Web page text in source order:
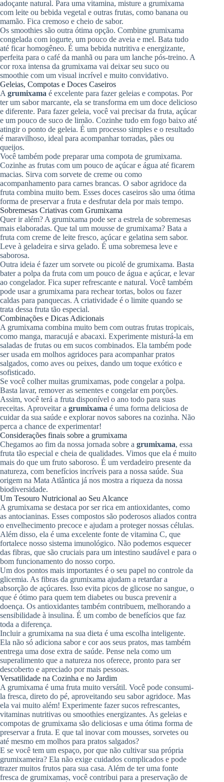
adoçante natural. Para uma vitamina, misture a grumixama
com leite ou bebida vegetal e outras frutas, como banana ou
mamão. Fica cremoso e cheio de sabor.
Os smoothies são outra ótima opção. Combine grumixama
congelada com iogurte, um pouco de aveia e mel. Bata tudo
até ficar homogêneo. É uma bebida nutritiva e energizante,
perfeita para o café da manhã ou para um lanche pós-treino. A
cor roxa intensa da grumixama vai deixar seu suco ou
smoothie com um visual incrível e muito convidativo.
Geleias, Compotas e Doces Caseiros
A grumixama é excelente para fazer geleias e compotas. Por
ter um sabor marcante, ela se transforma em um doce delicioso
e diferente. Para fazer geleia, você vai precisar da fruta, açúcar
e um pouco de suco de limão. Cozinhe tudo em fogo baixo até
atingir o ponto de geleia. É um processo simples e o resultado
é maravilhoso, ideal para acompanhar torradas, pães ou
queijos.
Você também pode preparar uma compota de grumixama.
Cozinhe as frutas com um pouco de açúcar e água até ficarem
macias. Sirva com sorvete de creme ou como
acompanhamento para carnes brancas. O sabor agridoce da
fruta combina muito bem. Esses doces caseiros são uma ótima
forma de preservar a fruta e desfrutar dela por mais tempo.
Sobremesas Criativas com Grumixama
Quer ir além? A grumixama pode ser a estrela de sobremesas
mais elaboradas. Que tal um mousse de grumixama? Bata a
fruta com creme de leite fresco, açúcar e gelatina sem sabor.
Leve à geladeira e sirva gelado. É uma sobremesa leve e
saborosa.
Outra ideia é fazer um sorvete ou picolé de grumixama. Basta
bater a polpa da fruta com um pouco de água e açúcar, e levar
ao congelador. Fica super refrescante e natural. Você também
pode usar a grumixama para rechear tortas, bolos ou fazer
caldas para panquecas. A criatividade é o limite quando se
trata dessa fruta tão especial.
Combinações e Dicas Adicionais
A grumixama combina muito bem com outras frutas tropicais,
como manga, maracujá e abacaxi. Experimente misturá-la em
saladas de frutas ou em sucos combinados. Ela também pode
ser usada em molhos agridoces para acompanhar pratos
salgados, como aves ou peixes, dando um toque exótico e
sofisticado.
Se você colher muitas grumixamas, pode congelar a polpa.
Basta lavar, remover as sementes e congelar em porções.
Assim, você terá a fruta disponível o ano todo para suas
receitas. Aproveitar a grumixama é uma forma deliciosa de
cuidar da sua saúde e explorar novos sabores na cozinha. Não
perca a chance de experimentar!
Considerações finais sobre a grumixama
Chegamos ao fim da nossa jornada sobre a grumixama, essa
fruta tão especial e cheia de qualidades. Vimos que ela é muito
mais do que um fruto saboroso. É um verdadeiro presente da
natureza, com benefícios incríveis para a nossa saúde. Sua
origem na Mata Atlântica já nos mostra a riqueza da nossa
biodiversidade.
Um Tesouro Nutricional ao Seu Alcance
A grumixama se destaca por ser rica em antioxidantes, como
as antocianinas. Esses compostos são poderosos aliados contra
o envelhecimento precoce e ajudam a proteger nossas células.
Além disso, ela é uma excelente fonte de vitamina C, que
fortalece nosso sistema imunológico. Não podemos esquecer
das fibras, que são cruciais para um intestino saudável e para o
bom funcionamento do nosso corpo.
Um dos pontos mais importantes é o seu papel no controle da
glicemia. As fibras da grumixama ajudam a retardar a
absorção de açúcares. Isso evita picos de glicose no sangue, o
que é ótimo para quem tem diabetes ou busca prevenir a
doença. Os antioxidantes também contribuem, melhorando a
sensibilidade à insulina. É um combo de benefícios que faz
toda a diferença.
Incluir a grumixama na sua dieta é uma escolha inteligente.
Ela não só adiciona sabor e cor aos seus pratos, mas também
entrega uma dose extra de saúde. Pense nela como um
superalimento que a natureza nos oferece, pronto para ser
descoberto e apreciado por mais pessoas.
Versatilidade na Cozinha e no Jardim
A grumixama é uma fruta muito versátil. Você pode consumi-
la fresca, direto do pé, aproveitando seu sabor agridoce. Mas
ela vai muito além! Experimente fazer sucos refrescantes,
vitaminas nutritivas ou smoothies energizantes. As geleias e
compotas de grumixama são deliciosas e uma ótima forma de
preservar a fruta. E que tal inovar com mousses, sorvetes ou
até mesmo em molhos para pratos salgados?
E se você tem um espaço, por que não cultivar sua própria
grumixameira? Ela não exige cuidados complicados e pode
trazer muitos frutos para sua casa. Além de ter uma fonte
fresca de grumixamas, você contribui para a preservação de